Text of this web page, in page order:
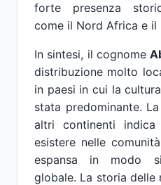
forte presenza
come il Nord Africa e il
In sintesi, il cognome
distribuzione molto
in paesi in cui la
stata predominante.
altri continenti indica
esistere nelle
espansa in modo
globale. La storia delle